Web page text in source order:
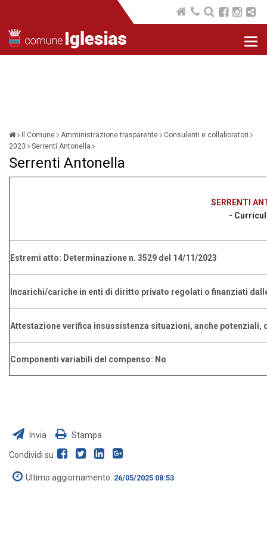
Il Comune Amministrazione trasparente
Consulenti e collaboratori
2023
Serrenti Antonella
Serrenti Antonella
SERRENTI
-
Estremi atto: Determinazione n. 3529 del 14/11/2023
Incarichi/cariche in enti di diritto privato regolati o finanziati
Attestazione verifica insussistenza situazioni, anche potenziali,
Componenti variabili del compenso: No
Invia Stampa
Condividi su
Ultimo aggiornamento: 26/05/2025 08:53